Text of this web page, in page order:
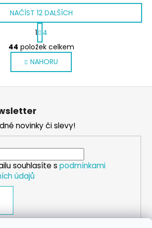
O
v
l
á
d
p
r
v
k
y
i
NAČÍST 12 DALŠÍCH
S
t
r
á
n
k
1
4
44 položek celkem
NAHORU
novinky či slevy!
souhlasíte s podmínkami
údajů